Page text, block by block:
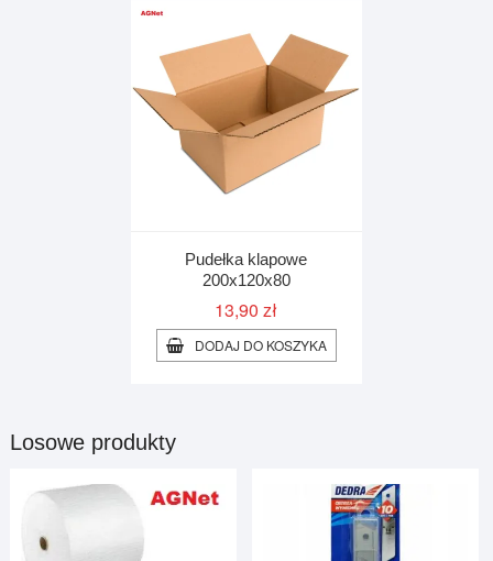
Pudełka klapowe
200x120x80
13,90zł
DODAJ DO KOSZYKA
Losowe produkty